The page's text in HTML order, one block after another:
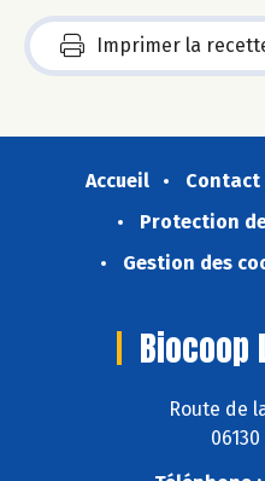
Imprimer la
Accueil Contact
Protection
Gestion des
Biocoop
Route de